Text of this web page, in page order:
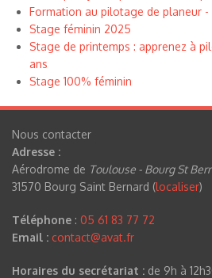
Formation au pilotage de planeur
Stage féminin 2025
Stage de printemps : apprenez à
ans
Stage 100% féminin
Nous contacter
Adresse :
Aérodrome de Toulouse - Bourg St
31570 Bourg Saint Bernard (localiser)
Téléphone : 05 61 83 77 72
Email : contact@avat.fr
Horaires du secrétariat : de 9h à